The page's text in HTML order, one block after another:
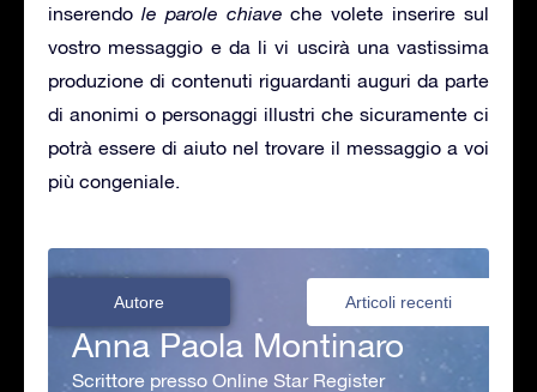
inserendo le parole chiaveche volete inserire sul
vostro messaggio e da li vi uscirà una vastissima
produzione di contenuti riguardanti auguri da parte
di anonimi o personaggi illustri che sicuramente ci
potrà essere di aiuto nel trovare il messaggio a voi
più congeniale.
Autore Articoli recenti
Anna Paola Montinaro
Scrittore presso Online Star Register